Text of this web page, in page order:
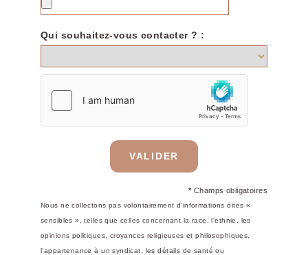
Qui souhaitez-vous contacter ? :
VALIDER
* Champs obligatoires
Nous ne collectons pas volontairement d’informations dites «
sensibles », telles que celles concernant la race, l’ethnie, les
opinions politiques, croyances religieuses et philosophiques,
l’appartenance à un syndicat, les détails de santé ou
La société
Rejoignez l'aventure
FR
English
Boutique en ligne